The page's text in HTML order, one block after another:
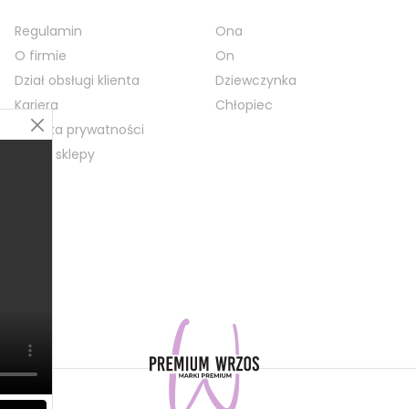
Regulamin
O firmie
Dział obsługi klienta
Kariera
Polityka prywatności
Nasze sklepy
Ona
On
Dziewczynka
Chłopiec